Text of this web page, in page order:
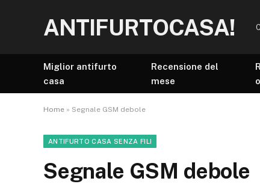
ANTIFURTOCASA!
Miglior antifurto
casa
Recensione del
mese
Home » Segnale GSM debole
ANTIFURTO CASA SENZA FILI
Segnale GSM debole